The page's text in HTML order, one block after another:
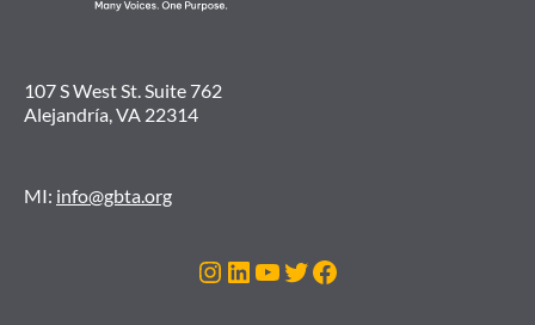
107 S West St. Suite 762
Alejandría, VA 22314
MI: info@gbta.org
Instagram
LinkedIn
YouTube
Twitter
Facebook